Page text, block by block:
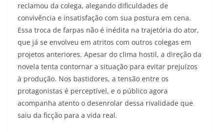
reclamou da colega, alegando dificuldades de
convivência e insatisfação com sua postura em cena.
Essa troca de farpas não é inédita na trajetória do ator,
que já se envolveu em atritos com outros colegas em
projetos anteriores. Apesar do clima hostil, a direção da
novela tenta contornar a situação para evitar prejuízos
à produção. Nos bastidores, a tensão entre os
protagonistas é perceptível, e o público agora
acompanha atento o desenrolar dessa rivalidade que
saiu da ficção para a vida real.